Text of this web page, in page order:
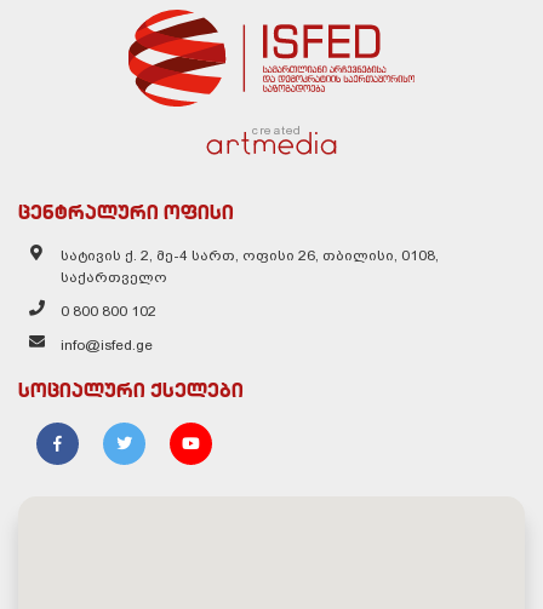
created
ცენტრალური ოფისი
სატივის ქ. 2, მე-4 სართ, ოფისი 26, თბილისი, 0108,
საქართველო
0 800 800 102
info@isfed.ge
სოციალური ქსელები